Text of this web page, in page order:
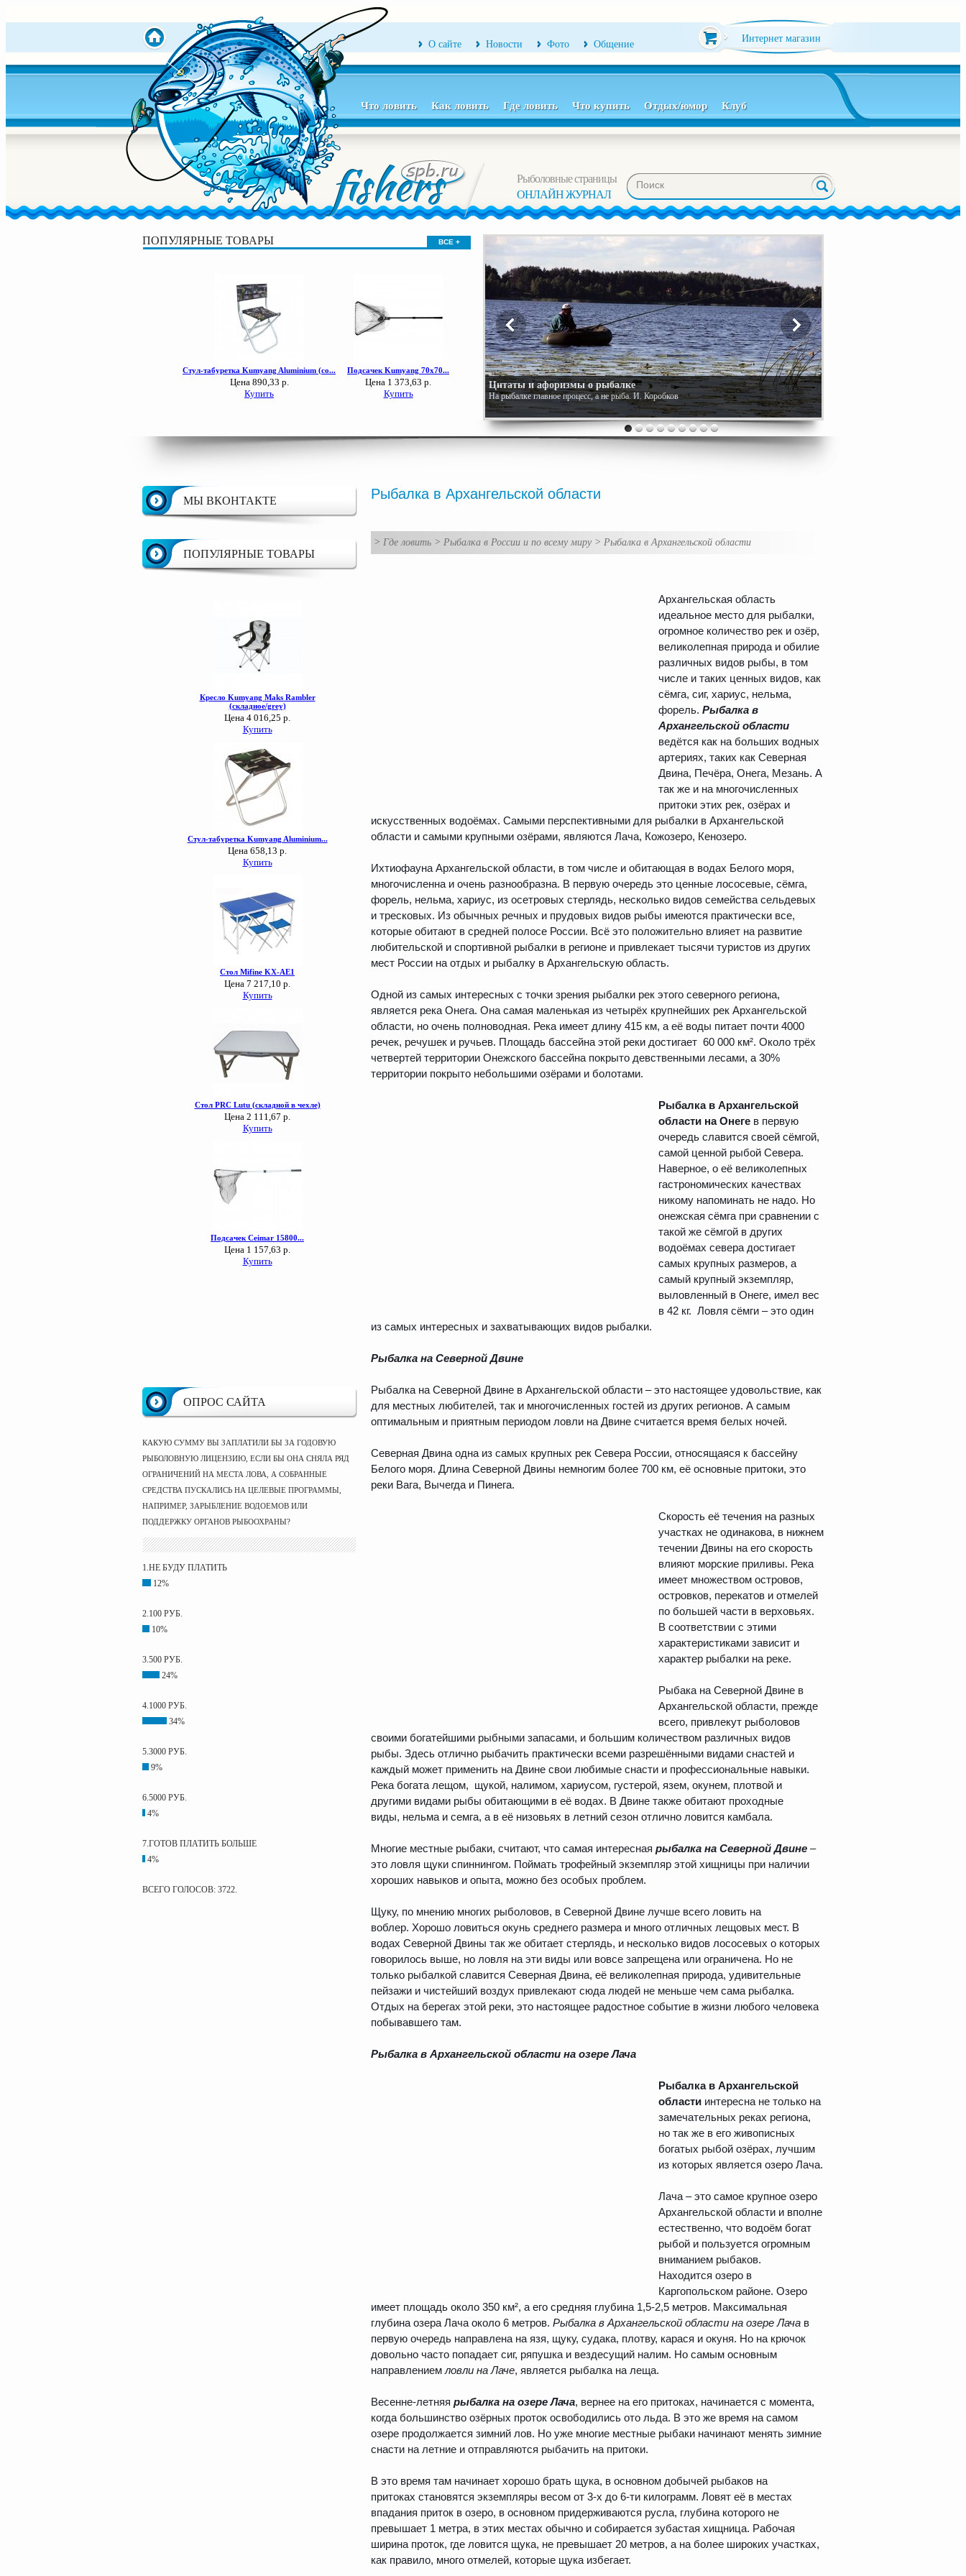
О сайте Новости Фото Общение
Интернет магазин
Что ловить Как ловить Где ловить Что купить Отдых/юмор Клуб
Рыболовные страницы
ОНЛАЙН ЖУРНАЛ
ПОПУЛЯРНЫЕ ТОВАРЫ ВСЕ +
Цитаты и афоризмы о рыбалке
На рыбалке главное процесс, а не рыба. И. Коробков
МЫ ВКОНТАКТЕ
ПОПУЛЯРНЫЕ ТОВАРЫ
ОПРОС САЙТА
КАКУЮ СУММУ ВЫ ЗАПЛАТИЛИ БЫ ЗА ГОДОВУЮ
РЫБОЛОВНУЮ ЛИЦЕНЗИЮ, ЕСЛИ БЫ ОНА СНЯЛА РЯД
ОГРАНИЧЕНИЙ НА МЕСТА ЛОВА, А СОБРАННЫЕ
СРЕДСТВА ПУСКАЛИСЬ НА ЦЕЛЕВЫЕ ПРОГРАММЫ,
НАПРИМЕР, ЗАРЫБЛЕНИЕ ВОДОЕМОВ ИЛИ
ПОДДЕРЖКУ ОРГАНОВ РЫБООХРАНЫ?
1.НЕ БУДУ ПЛАТИТЬ
12%
2.100 РУБ.
10%
3.500 РУБ.
24%
4.1000 РУБ.
34%
5.3000 РУБ.
9%
6.5000 РУБ.
4%
7.ГОТОВ ПЛАТИТЬ БОЛЬШЕ
4%
ВСЕГО ГОЛОСОВ: 3722.
Рыбалка в Архангельской области
> Где ловить > Рыбалка в России и по всему миру > Рыбалка в Архангельской области
Архангельская область
идеальное место для рыбалки,
огромное количество рек и озёр,
великолепная природа и обилие
различных видов рыбы, в том
числе и таких ценных видов, как
сёмга, сиг, хариус, нельма,
форель. Рыбалка в
Архангельской области
ведётся как на больших водных
артериях, таких как Северная
Двина, Печёра, Онега, Мезань. А
так же и на многочисленных
притоки этих рек, озёрах и
искусственных водоёмах. Самыми перспективными для рыбалки в Архангельской
области и самыми крупными озёрами, являются Лача, Кожозеро, Кенозеро.
Ихтиофауна Архангельской области, в том числе и обитающая в водах Белого моря,
многочисленна и очень разнообразна. В первую очередь это ценные лососевые, сёмга,
форель, нельма, хариус, из осетровых стерлядь, несколько видов семейства сельдевых
и тресковых. Из обычных речных и прудовых видов рыбы имеются практически все,
которые обитают в средней полосе России. Всё это положительно влияет на развитие
любительской и спортивной рыбалки в регионе и привлекает тысячи туристов из других
мест России на отдых и рыбалку в Архангельскую область.
Одной из самых интересных с точки зрения рыбалки рек этого северного региона,
является река Онега. Она самая маленькая из четырёх крупнейших рек Архангельской
области, но очень полноводная. Река имеет длину 415 км, а её воды питает почти 4000
речек, речушек и ручьев. Площадь бассейна этой реки достигает 60 000 км². Около трёх
четвертей территории Онежского бассейна покрыто девственными лесами, а 30%
территории покрыто небольшими озёрами и болотами.
Рыбалка в Архангельской
области на Онеге в первую
очередь славится своей сёмгой,
самой ценной рыбой Севера.
Наверное, о её великолепных
гастрономических качествах
никому напоминать не надо. Но
онежская сёмга при сравнении с
такой же сёмгой в других
водоёмах севера достигает
самых крупных размеров, а
самый крупный экземпляр,
выловленный в Онеге, имел вес
в 42 кг. Ловля сёмги – это один
из самых интересных и захватывающих видов рыбалки.
Рыбалка на Северной Двине
Рыбалка на Северной Двине в Архангельской области – это настоящее удовольствие, как
для местных любителей, так и многочисленных гостей из других регионов. А самым
оптимальным и приятным периодом ловли на Двине считается время белых ночей.
Северная Двина одна из самых крупных рек Севера России, относящаяся к бассейну
Белого моря. Длина Северной Двины немногим более 700 км, её основные притоки, это
реки Вага, Вычегда и Пинега.
Скорость её течения на разных
участках не одинакова, в нижнем
течении Двины на его скорость
влияют морские приливы. Река
имеет множеством островов,
островков, перекатов и отмелей
по большей части в верховьях.
В соответствии с этими
характеристиками зависит и
характер рыбалки на реке.
Рыбака на Северной Двине в
Архангельской области, прежде
всего, привлекут рыболовов
своими богатейшими рыбными запасами, и большим количеством различных видов
рыбы. Здесь отлично рыбачить практически всеми разрешёнными видами снастей и
каждый может применить на Двине свои любимые снасти и профессиональные навыки.
Река богата лещом, щукой, налимом, хариусом, густерой, язем, окунем, плотвой и
другими видами рыбы обитающими в её водах. В Двине также обитают проходные
виды, нельма и семга, а в её низовьях в летний сезон отлично ловится камбала.
Многие местные рыбаки, считают, что самая интересная рыбалка на Северной Двине –
это ловля щуки спиннингом. Поймать трофейный экземпляр этой хищницы при наличии
хороших навыков и опыта, можно без особых проблем.
Щуку, по мнению многих рыболовов, в Северной Двине лучше всего ловить на
воблер. Хорошо ловиться окунь среднего размера и много отличных лещовых мест. В
водах Северной Двины так же обитает стерлядь, и несколько видов лососевых о которых
говорилось выше, но ловля на эти виды или вовсе запрещена или ограничена. Но не
только рыбалкой славится Северная Двина, её великолепная природа, удивительные
пейзажи и чистейший воздух привлекают сюда людей не меньше чем сама рыбалка.
Отдых на берегах этой реки, это настоящее радостное событие в жизни любого человека
побывавшего там.
Рыбалка в Архангельской области на озере Лача
Рыбалка в Архангельской
области интересна не только на
замечательных реках региона,
но так же в его живописных
богатых рыбой озёрах, лучшим
из которых является озеро Лача.
Лача – это самое крупное озеро
Архангельской области и вполне
естественно, что водоём богат
рыбой и пользуется огромным
вниманием рыбаков.
Находится озеро в
Каргопольском районе. Озеро
имеет площадь около 350 км², а его средняя глубина 1,5-2,5 метров. Максимальная
глубина озера Лача около 6 метров. Рыбалка в Архангельской области на озере Лача в
первую очередь направлена на язя, щуку, судака, плотву, карася и окуня. Но на крючок
довольно часто попадает сиг, ряпушка и вездесущий налим. Но самым основным
направлением ловли на Лаче, является рыбалка на леща.
Весенне-летняя рыбалка на озере Лача, вернее на его притоках, начинается с момента,
когда большинство озёрных проток освободились ото льда. В это же время на самом
озере продолжается зимний лов. Но уже многие местные рыбаки начинают менять зимние
снасти на летние и отправляются рыбачить на притоки.
В это время там начинает хорошо брать щука, в основном добычей рыбаков на
притоках становятся экземпляры весом от 3-х до 6-ти килограмм. Ловят её в местах
впадания приток в озеро, в основном придерживаются русла, глубина которого не
превышает 1 метра, в этих местах обычно и собирается зубастая хищница. Рабочая
ширина проток, где ловится щука, не превышает 20 метров, а на более широких участках,
как правило, много отмелей, которые щука избегает.